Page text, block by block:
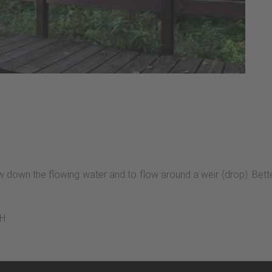
the flowing water and to flow around a weir (drop).